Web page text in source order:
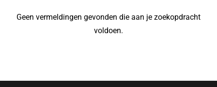
Geen vermeldingen gevonden die aan je zoekopdracht
voldoen.